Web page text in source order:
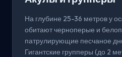
На глубине 25-36 метров у
обитают черноперые и
патрулирующие песчаное
Гигантские групперы (до 2